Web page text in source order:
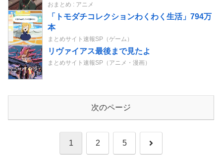
おまとめ : アニメ
「トモダチコレクションわくわく生活」794万
本
まとめサイト速報SP（ゲーム）
リヴァイアス最後まで見たよ
まとめサイト速報SP（アニメ・漫画）
次のページ
1 2 5 次